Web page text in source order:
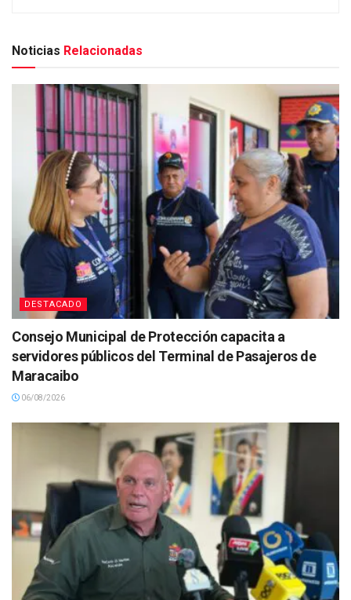
Noticias Relacionadas
DESTACADO
Consejo Municipal de Protección capacita a
servidores públicos del Terminal de Pasajeros de
Maracaibo
06/08/2026